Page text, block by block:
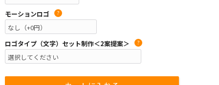
モーションロゴ ?
ロゴタイプ（文字）セット制作＜2案提案＞ ?